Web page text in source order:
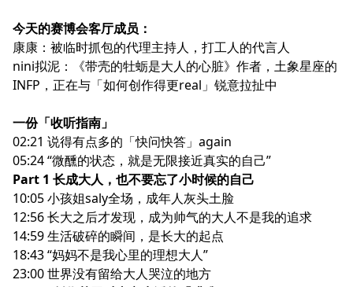
今天的赛博会客厅成员：
康康：被临时抓包的代理主持人，打工人的代言人
nini拟泥：《带壳的牡蛎是大人的心脏》作者，土象星座的
INFP，正在与「如何创作得更real」锐意拉扯中
一份「收听指南」
02:21 说得有点多的「快问快答」again
05:24 “微醺的状态，就是无限接近真实的自己”
Part 1 长成大人，也不要忘了小时候的自己
10:05 小孩姐saly全场，成年人灰头土脸
12:56 长大之后才发现，成为帅气的大人不是我的追求
14:59 生活破碎的瞬间，是长大的起点
18:43 “妈妈不是我心里的理想大人”
23:00 世界没有留给大人哭泣的地方